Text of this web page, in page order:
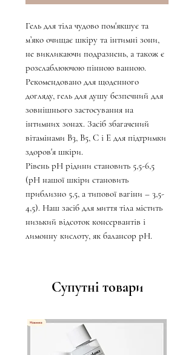
Гель для тіла чудово пом'якшує та
м’яко очищає шкіру та інтимні зони,
не викликаючи подразнень, а також є
розслаблюючою пінною ванною.
Рекомендовано для щоденного
догляду, гель для душу безпечний для
зовнішнього застосування на
інтимних зонах. Засіб збагачений
вітамінами B3, B5, C і E для підтримки
здоров'я шкіри.
Рівень рН рідини становить 5,5-6,5
(рН нашої шкіри становить
приблизно 5,5, а типової вагіни – 3,5-
4,5). Наш засіб для миття тіла містить
низький відсоток консервантів і
лимонну кислоту, як балансор рН.
Супутні товари